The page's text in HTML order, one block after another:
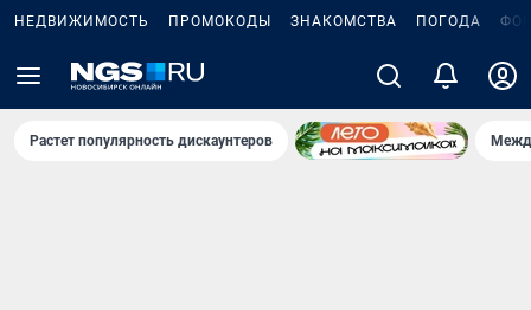
НЕДВИЖИМОСТЬ ПРОМОКОДЫ ЗНАКОМСТВА ПОГОДА
Растет популярность дискаунтеров